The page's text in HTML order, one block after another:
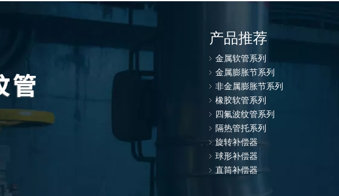
产品推荐
金属软管系列
金属膨胀节系列
非金属膨胀节系列
橡胶软管系列
四氟波纹管系列
隔热管托系列
旋转补偿器
球形补偿器
直筒补偿器